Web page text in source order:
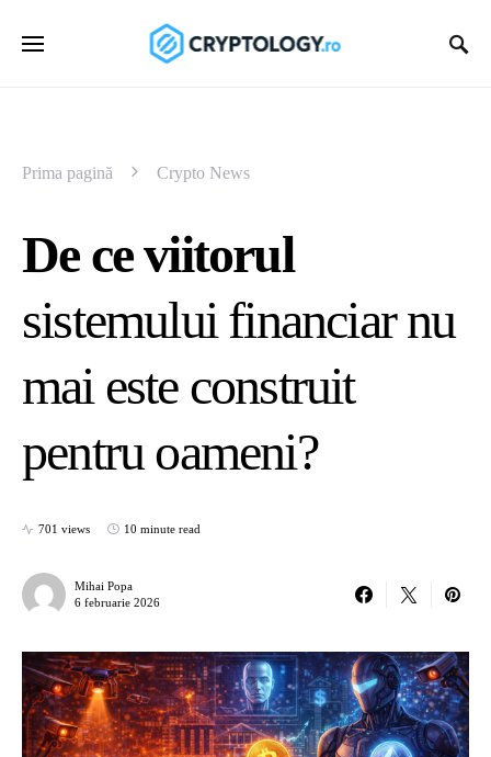
Prima pagină Crypto News
De ce viitorul
sistemului financiar nu
mai este construit
pentru oameni?
701 views 10 minute read
Mihai Popa
6 februarie 2026